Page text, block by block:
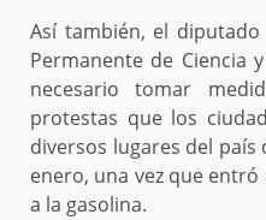
Así también, el
Permanente de Ciencia
necesario tomar
protestas que los
diversos lugares del
enero, una vez que
a la gasolina.